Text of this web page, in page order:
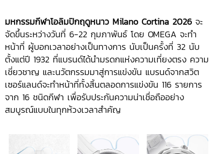
มหกรรมกีฬาโอลิมปิกฤดูหนาว Milano Cortina 2026 จะ
จัดขึ้นระหว่างวันที่ 6-22 กุมภาพันธ์ โดย OMEGA จะทำ
หน้าที่ ผู้บอกเวลาอย่างเป็นทางการ นับเป็นครั้งที่ 32 นับ
ตั้งแต่ปี 1932 ที่แบรนด์ได้นำมรดกแห่งความเที่ยงตรง ความ
เชี่ยวชาญ และนวัตกรรมมาสู่การแข่งขัน แบรนด์จากสวิต
เซอร์แลนด์จะทำหน้าที่ทั้งสิ้นตลอดการแข่งขัน 116 รายการ
จาก 16 ชนิดกีฬา เพื่อรับประกันความน่าเชื่อถืออย่าง
สมบูรณ์แบบในทุกห้วงเวลาสำคัญ